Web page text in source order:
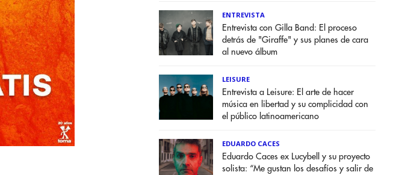
ENTREVISTA
Entrevista con Gilla Band: El proceso
detrás de "Giraffe" y sus planes de cara
al nuevo álbum
LEISURE
Entrevista a Leisure: El arte de hacer
música en libertad y su complicidad con
el público latinoamericano
EDUARDO CACES
Eduardo Caces ex Lucybell y su proyecto
solista: “Me gustan los desafíos y salir de